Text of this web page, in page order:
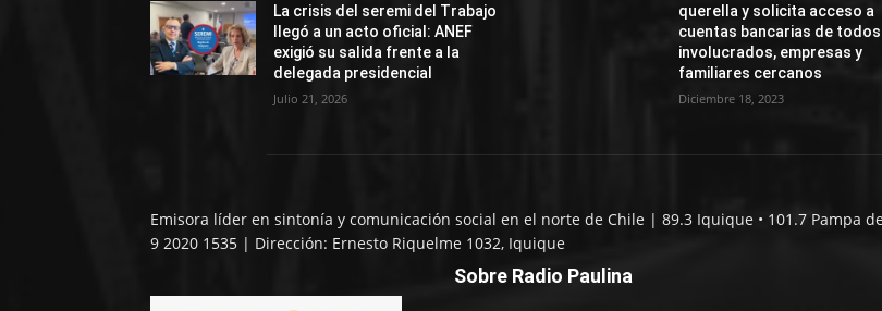
La crisis del seremi del Trabajo
llegó a un acto oficial: ANEF
exigió su salida frente a la
delegada presidencial
Julio 21, 2026
querella y solicita acceso a
cuentas bancarias de
involucrados, empresas y
familiares cercanos
Diciembre 18, 2023
Emisora líder en sintonía y comunicación social en el norte de Chile | 89.3 Iquique • 101.7 Pampa
9 2020 1535 | Dirección: Ernesto Riquelme 1032, Iquique
Sobre Radio Paulina